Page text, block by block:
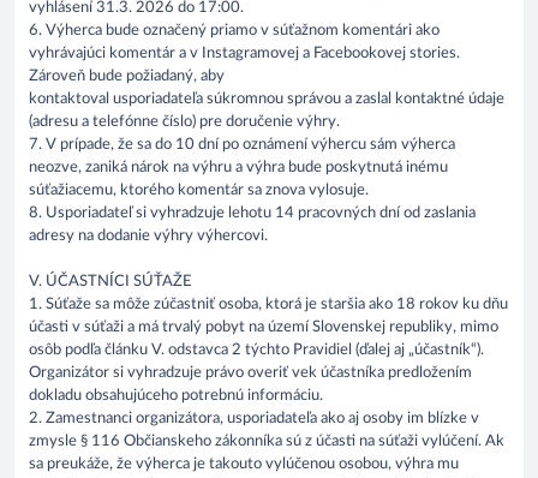
vyhlásení 31.3. 2026 do 17:00.
6. Výherca bude označený priamo v súťažnom komentári ako
vyhrávajúci komentár a v Instagramovej a Facebookovej stories.
Zároveň bude požiadaný, aby
kontaktoval usporiadateľa súkromnou správou a zaslal kontaktné údaje
(adresu a telefónne číslo) pre doručenie výhry.
7. V prípade, že sa do 10 dní po oznámení výhercu sám výherca
neozve, zaniká nárok na výhru a výhra bude poskytnutá inému
súťažiacemu, ktorého komentár sa znova vylosuje.
8. Usporiadateľ si vyhradzuje lehotu 14 pracovných dní od zaslania
adresy na dodanie výhry výhercovi.
V. ÚČASTNÍCI SÚŤAŽE
1. Súťaže sa môže zúčastniť osoba, ktorá je staršia ako 18 rokov ku dňu
účasti v súťaži a má trvalý pobyt na území Slovenskej republiky, mimo
osôb podľa článku V. odstavca 2 týchto Pravidiel (ďalej aj „účastník“).
Organizátor si vyhradzuje právo overiť vek účastníka predložením
dokladu obsahujúceho potrebnú informáciu.
2. Zamestnanci organizátora, usporiadateľa ako aj osoby im blízke v
zmysle § 116 Občianskeho zákonníka sú z účasti na súťaži vylúčení. Ak
sa preukáže, že výherca je takouto vylúčenou osobou, výhra mu